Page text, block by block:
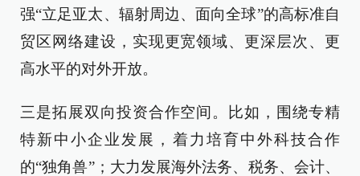
强“立足亚太、辐射周边、面向全球”的高标准自
贸区网络建设，实现更宽领域、更深层次、更
高水平的对外开放。
三是拓展双向投资合作空间。比如，围绕专精
特新中小企业发展，着力培育中外科技合作
的“独角兽”；大力发展海外法务、税务、会计、